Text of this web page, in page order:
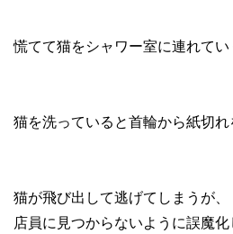
慌てて猫をシャワー室に連れてい
猫を洗っていると首輪から紙切れ
猫が飛び出して逃げてしまうが、
店員に見つからないように誤魔